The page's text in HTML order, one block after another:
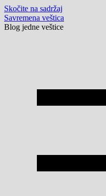
Skočite na sadržaj
Savremena veštica
Blog jedne veštice